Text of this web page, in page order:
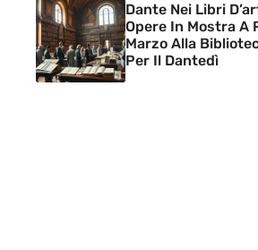
Dante Nei Libri
Opere In Mostra A
Marzo Alla
Per Il Dantedì